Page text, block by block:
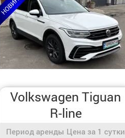
Volkswagen Tiguan
R-line
Период аренды / Цена за 1 сутки
Период аренды Цена за 1 сутки